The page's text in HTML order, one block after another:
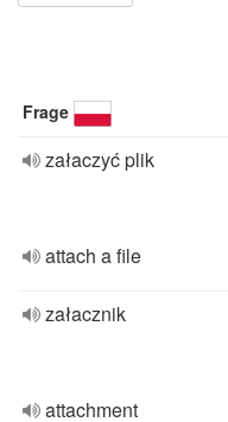
Frage
załaczyć plik
attach a file
załacznik
attachment